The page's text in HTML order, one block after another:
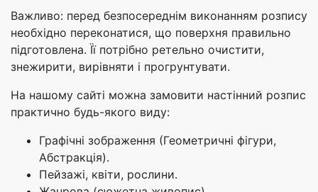
Важливо: перед безпосереднім виконанням розпису
необхідно переконатися, що поверхня правильно
підготовлена. Її потрібно ретельно очистити,
знежирити, вирівняти і прогрунтувати.
На нашому сайті можна замовити настінний розпис
практично будь-якого виду:
Графічні зображення (Геометричні фігури,
Абстракція).
Пейзажі, квіти, рослини.